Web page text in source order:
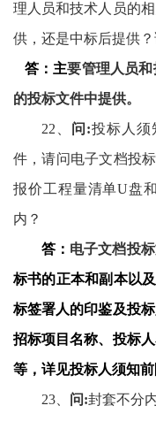
理人员和技术人员的
供，还是中标后提供？
答：主要管理人员
的投标文件中提供。
22
问 :投标人须
件，请问电子文档投
报价工程量清单U盘
内？
答： 电子文档投
标书的正本和副本以
标签署人的印鉴及投
招标项目名称、投标
等，详见投标人须知前
23
问:封套不分